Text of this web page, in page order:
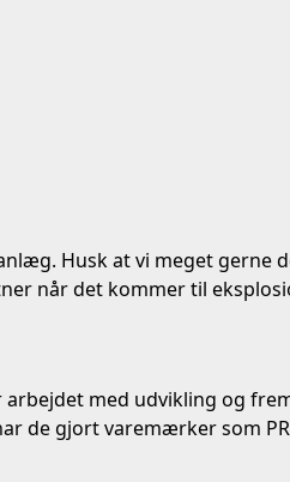
Husk at vi meget gerne
når det kommer til
arbejdet med udvikling og
gjort varemærker som